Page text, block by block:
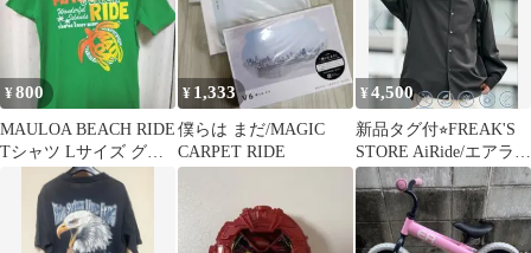
¥800
MAULOA BEACH RIDE
Tシャツ Lサイズ グリ
¥ 1,333
僕らは まだ/MAGIC
CARPET RIDE
¥4,500
新品タグ付⭐︎FREAK'S
STORE AiRide/エアライ
ド 長袖シャツ